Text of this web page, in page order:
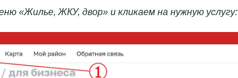
«Жилье, ЖКУ, двор» и кликаем на нужную услугу: